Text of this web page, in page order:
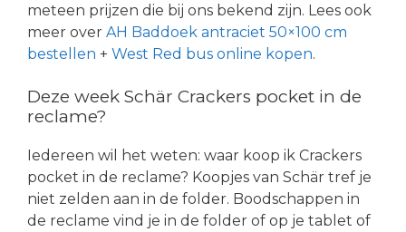
meteen prijzen die bij ons bekend zijn. Lees ook
meer over AH Baddoek antraciet 50×100 cm
bestellen + West Red bus online kopen.
Deze week Schär Crackers pocket in de
reclame?
Iedereen wil het weten: waar koop ik Crackers
pocket in de reclame? Koopjes van Schär tref je
niet zelden aan in de folder. Boodschappen in
de reclame vind je in de folder of op je tablet of